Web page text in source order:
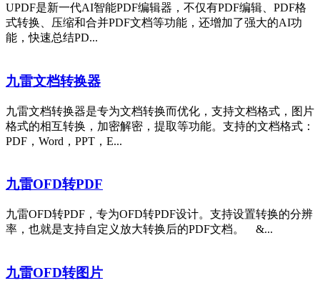
UPDF是新一代AI智能PDF编辑器，不仅有PDF编辑、PDF格
式转换、压缩和合并PDF文档等功能，还增加了强大的AI功
能，快速总结PD...
九雷文档转换器
九雷文档转换器是专为文档转换而优化，支持文档格式，图片
格式的相互转换，加密解密，提取等功能。支持的文档格式：
PDF，Word，PPT，E...
九雷OFD转PDF
九雷OFD转PDF，专为OFD转PDF设计。支持设置转换的分辨
率，也就是支持自定义放大转换后的PDF文档。 &...
九雷OFD转图片